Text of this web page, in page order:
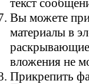
текст
Вы можете
материалы в
вложения не
Прикрепить